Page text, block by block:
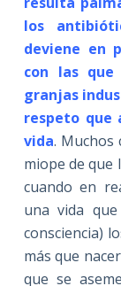
los
deviene en
con las
granjas
respeto que
vida. Muchos
miope de que
cuando en
una vida
consciencia)
más que
que se